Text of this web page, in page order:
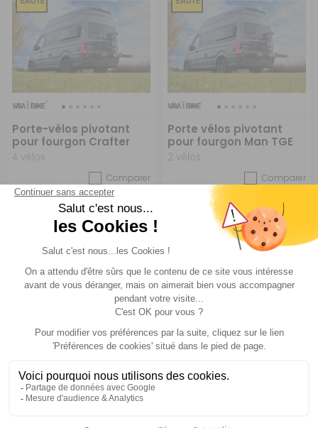
Porte-vélos pivotant
pour fourgon Crafter
4 vélos
Comparer
Vanbike
Réf : 972982
SUR
COMMANDE
2 295 €
Porte vélos pivotant
pour fourgon Man TGE
2 vélos
Comparer
Vanbike
Réf : 972969
SUR
COMMANDE
ACHETER 2 130 €